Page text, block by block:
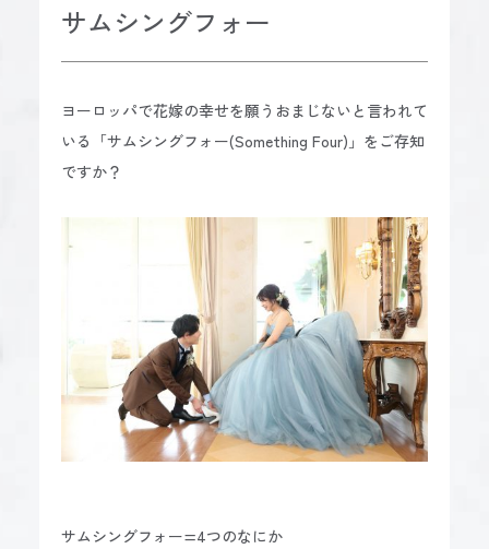
サムシングフォー
ヨーロッパで花嫁の幸せを願うおまじないと言われて
いる「サムシングフォー(Something Four)」をご存知
ですか？
サムシングフォー=4つのなにか